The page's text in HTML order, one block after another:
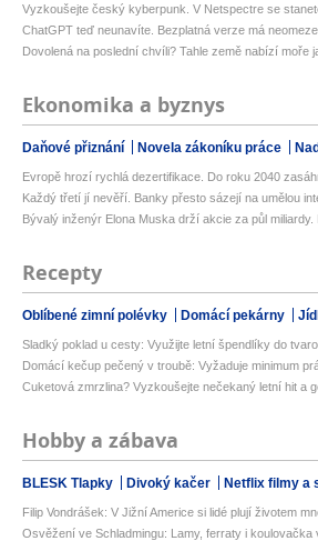
Vyzkoušejte český kyberpunk. V Netspectre se
ChatGPT teď neunavíte. Bezplatná verze má
Dovolená na poslední chvíli? Tahle země nabízí moře
Ekonomika a byznys
Daňové přiznání Novela zákoníku práce
Evropě hrozí rychlá dezertifikace. Do roku 2040
Každý třetí jí nevěří. Banky přesto sázejí na umělou
Bývalý inženýr Elona Muska drží akcie za půl miliardy.
Recepty
Oblíbené zimní polévky Domácí pekárny
Sladký poklad u cesty: Využijte letní špendlíky do
Domácí kečup pečený v troubě: Vyžaduje minimum
Cuketová zmrzlina? Vyzkoušejte nečekaný letní hit a
Hobby a zábava
BLESK Tlapky Divoký kačer Netflix filmy a
Filip Vondrášek: V Jižní Americe si lidé plují životem
Osvěžení ve Schladmingu: Lamy, ferraty i koulovačka